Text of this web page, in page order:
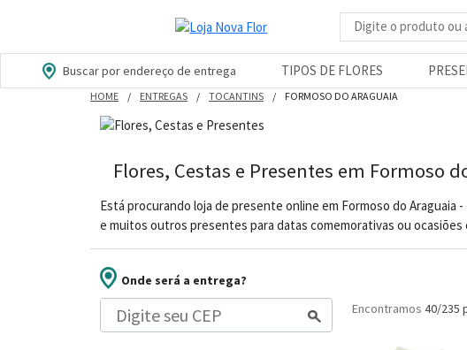
Busca de produtos
Buscar por endereço de entrega TIPOS DE FLORES
HOME ENTREGAS TOCANTINS FORMOSO DO ARAGUAIA
Flores, Cestas e Presentes em Formoso
Está procurando loja de presente online em Formoso do
e muitos outros presentes para datas comemorativas ou ocasiões
Onde será a entrega?
Encontramos40/235